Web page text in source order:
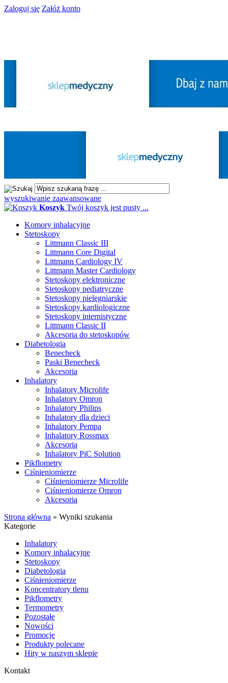
Zaloguj się Załóż konto
wyszukiwanie zaawansowane
Koszyk Twój koszyk jest pusty ...
Komory inhalacyjne
Stetoskopy
Littmann Classic III
Littmann Core Digital
Littmann Cardiology IV
Littmann Master Cardiology
Stetoskopy elektroniczne
Stetoskopy pediatryczne
Stetoskopy pielęgniarskie
Stetoskopy kardiologiczne
Stetoskopy internistyczne
Littmann Classic II
Akcesoria do stetoskopów
Diabetologia
Benecheck
Paski Benecheck
Akcesoria
Inhalatory
Inhalatory Microlife
Inhalatory Omron
Inhalatory Philips
Inhalatory dla dzieci
Inhalatory Pempa
Inhalatory Rossmax
Akcesoria
Inhalatory PiC Solution
Pikflometry
Ciśnieniomierze
Ciśnieniomierze Microlife
Ciśnieniomierze Omron
Akcesoria
Strona główna » Wyniki szukania
Kategorie
Inhalatory
Komory inhalacyjne
Stetoskopy
Diabetologia
Ciśnieniomierze
Koncentratory tlenu
Pikflometry
Termometry
Pozostałe
Nowości
Promocje
Produkty polecane
Hity w naszym sklepie
Kontakt